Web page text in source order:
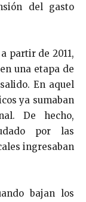
del gasto
partir de 2011,
una etapa de
En aquel
ya sumaban
De hecho,
por las
ingresaban
bajan los